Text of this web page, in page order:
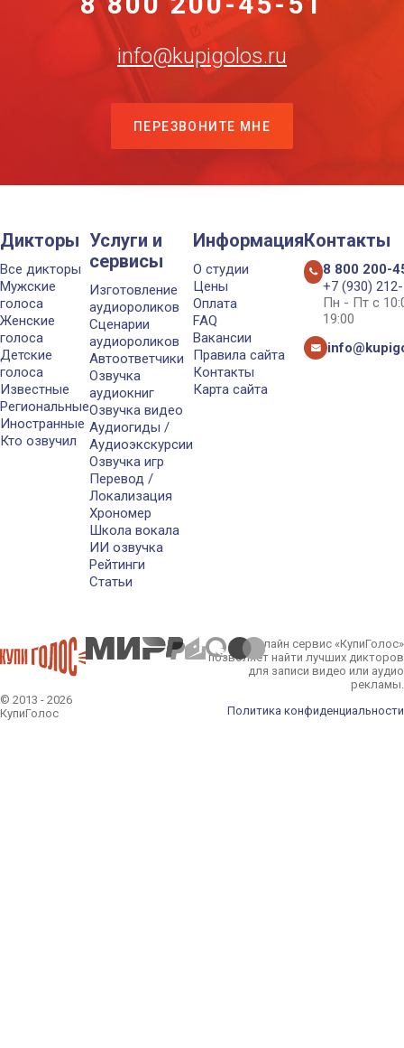
info@kupigolos.ru
ПЕРЕЗВОНИТЕ МНЕ
Дикторы
Все дикторы
Мужские
голоса
Женские
голоса
Детские
голоса
Известные
Региональные
Иностранные
Кто озвучил
Услуги и
сервисы
Изготовление
аудиороликов
Сценарии
аудиороликов
Автоответчики
Озвучка
аудиокниг
Озвучка видео
Аудиогиды /
Аудиоэкскурсии
Озвучка игр
Перевод /
Локализация
Хрономер
Школа вокала
ИИ озвучка
Рейтинги
Статьи
Информация
О студии
Цены
Оплата
FAQ
Вакансии
Правила сайта
Контакты
Карта сайта
Контакты
8 800 200-
+7 (930)
Пн - Пт с
19:00
© 2013 - 2026
КупиГолос
Онлайн сервис «КупиГолос»
позволяет найти лучших дикторов
для записи видео или аудио
рекламы.
Политика конфиденциальности